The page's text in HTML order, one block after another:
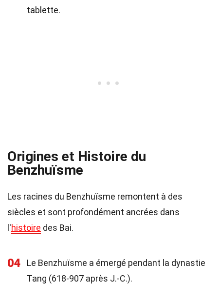
tablette.
Origines et Histoire du
Benzhuïsme
Les racines du Benzhuïsme remontent à des
siècles et sont profondément ancrées dans
l'histoire des Bai.
04
Le Benzhuïsme a émergé pendant la dynastie
Tang (618-907 après J.-C.).